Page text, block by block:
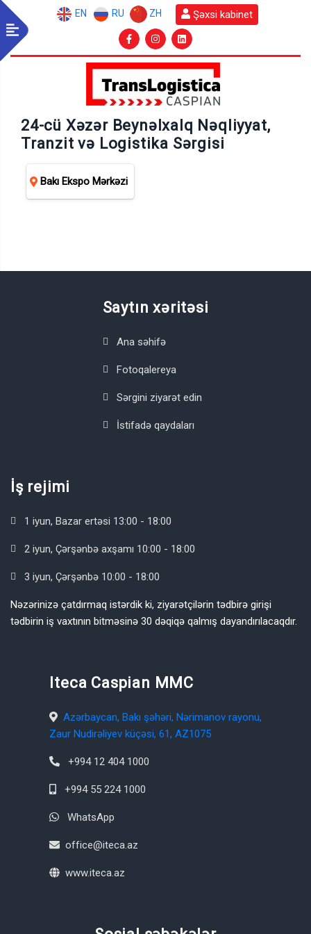
EN RU ZH Şəxsi kabinet
24-cü Xəzər Beynəlxalq Nəqliyyat,
Tranzit və Logistika Sərgisi
Bakı Ekspo Mərkəzi
Saytın xəritəsi
Ana səhifə
Fotoqalereya
Sərgini ziyarət edin
İstifadə qaydaları
İş rejimi
1 iyun, Bazar ertəsi 13:00 - 18:00
2 iyun, Çərşənbə axşamı 10:00 - 18:00
3 iyun, Çərşənbə 10:00 - 18:00
Nəzərinizə çatdırmaq istərdik ki, ziyarətçilərin tədbirə girişi
tədbirin iş vaxtının bitməsinə 30 dəqiqə qalmış dayandırılacaqdır.
Iteca Caspian MMC
Azərbaycan, Bakı şəhəri, Nərimanov rayonu,
Zaur Nudirəliyev küçəsi, 61, AZ1075
+994 12 404 1000
+994 55 224 1000
WhatsApp
office@iteca.az
www.iteca.az